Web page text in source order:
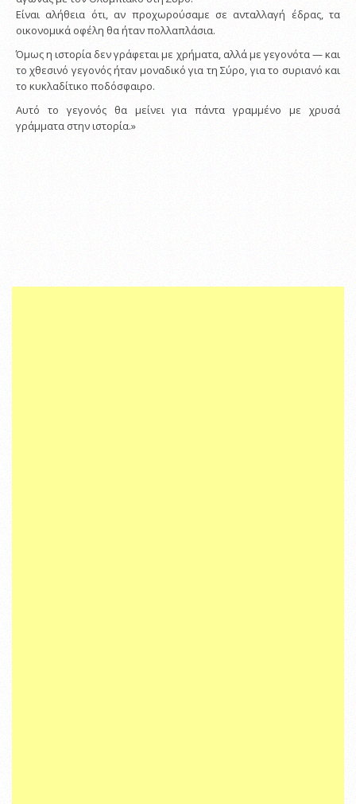
Είναι αλήθεια ότι, αν προχωρούσαμε σε ανταλλαγή έδρας, τα
οικονομικά οφέλη θα ήταν πολλαπλάσια.
Όμως η ιστορία δεν γράφεται με χρήματα, αλλά με γεγονότα — και
το χθεσινό γεγονός ήταν μοναδικό για τη Σύρο, για το συριανό και
το κυκλαδίτικο ποδόσφαιρο.
Αυτό το γεγονός θα μείνει για πάντα γραμμένο με χρυσά
γράμματα στην ιστορία.»